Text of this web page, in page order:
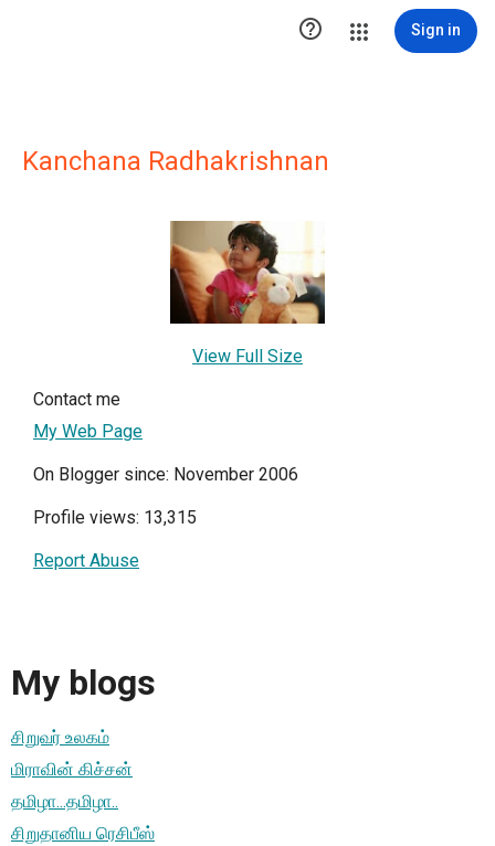
 Sign in
Kanchana Radhakrishnan
View Full Size
Contact me
My Web Page
On Blogger since: November 2006
Profile views: 13,315
Report Abuse
My blogs
சிறுவர் உலகம்
மிராவின் கிச்சன்
தமிழா...தமிழா..
சிறுதானிய ரெசிபீஸ்